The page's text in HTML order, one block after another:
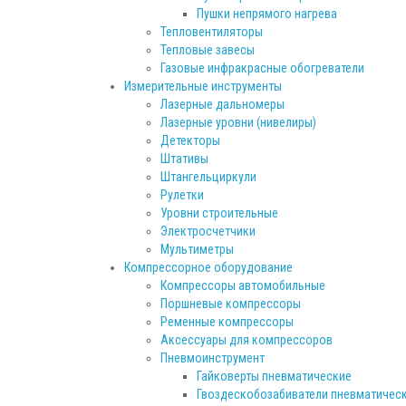
Пушки непрямого нагрева
Тепловентиляторы
Тепловые завесы
Газовые инфракрасные обогреватели
Измерительные инструменты
Лазерные дальномеры
Лазерные уровни (нивелиры)
Детекторы
Штативы
Штангельциркули
Рулетки
Уровни строительные
Электросчетчики
Мультиметры
Компрессорное оборудование
Компрессоры автомобильные
Поршневые компрессоры
Ременные компрессоры
Аксессуары для компрессоров
Пневмоинструмент
Гайковерты пневматические
Гвоздескобозабиватели